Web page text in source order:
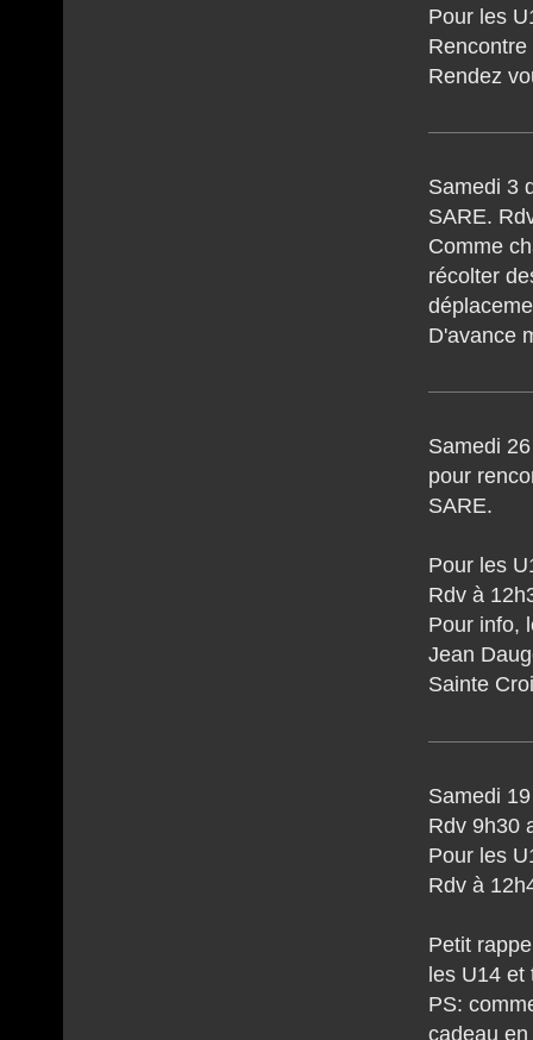
Pour les
Rendez
Samedi 3
SARE.
Comme
récolter
D'avance
Samedi
pour
SARE.
Pour les
Rdv à
Pour info,
Jean
Sainte
Samedi
Rdv 9h30
Pour les
Rdv à
Petit
les U14 et
PS:
cadeau